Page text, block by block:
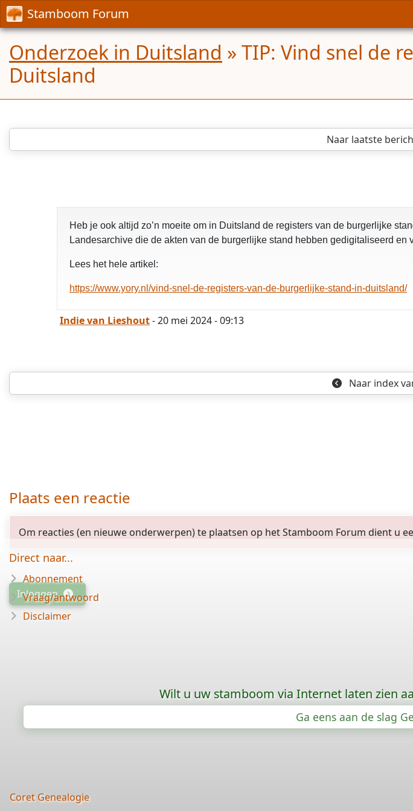
Stamboom Forum
Onderzoek in Duitsland » TIP: Vind snel de
Duitsland
Naar laatste
Heb je ook altijd zo’n moeite om in Duitsland de registers van de burgerlijke
Landesarchive die de akten van de burgerlijke stand hebben gedigitaliseerd en
Lees het hele artikel:
https://www.yory.nl/vind-snel-de-registers-van-de-burgerlijke-stand-in-duitsland/
Indie van Lieshout- 20 mei 2024 - 09:13
Naar index
Plaats een reactie
Om reacties (en nieuwe onderwerpen) te plaatsen op het Stamboom Forum dient u
Inloggen
Direct naar...
Abonnement
Vraag/antwoord
Disclaimer
Wilt u uw stamboom via Internet laten zien
Ga eens aan de slag
Coret Genealogie